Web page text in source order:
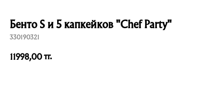
Бенто S и 5 капкейков "Chef Party"
330190321
11998,00тг.